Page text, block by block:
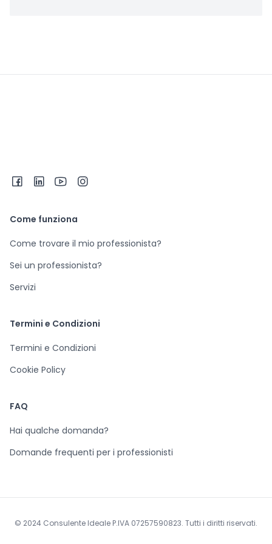
Come funziona
Come trovare il mio professionista?
Sei un professionista?
Servizi
Termini e Condizioni
Termini e Condizioni
Cookie Policy
FAQ
Hai qualche domanda?
Domande frequenti per i professionisti
© 2024 Consulente Ideale P.IVA 07257590823. Tutti i diritti riservati.